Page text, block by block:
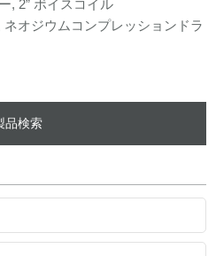
, 2” ボイスコイル
オジウムコンプレッションドラ
品検索